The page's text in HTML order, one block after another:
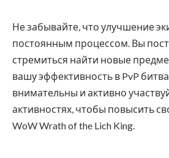
Не забывайте, что улучшение
постоянным процессом. Вы
стремиться найти новые
вашу эффективность в PvP
внимательны и активно
активностях, чтобы повысить
WoW Wrath of the Lich King.